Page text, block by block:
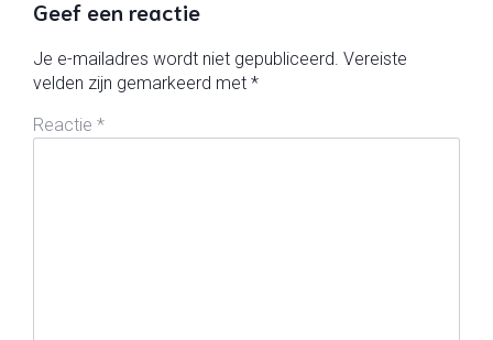
Geef een reactie
Je e-mailadres wordt niet gepubliceerd. Vereiste
velden zijn gemarkeerd met *
Reactie *